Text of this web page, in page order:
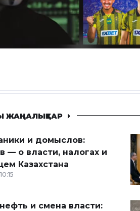
ЖАҢАЛЫҚТАР
и домыслов:
— о власти, налогах и
Казахстана
и смена власти: